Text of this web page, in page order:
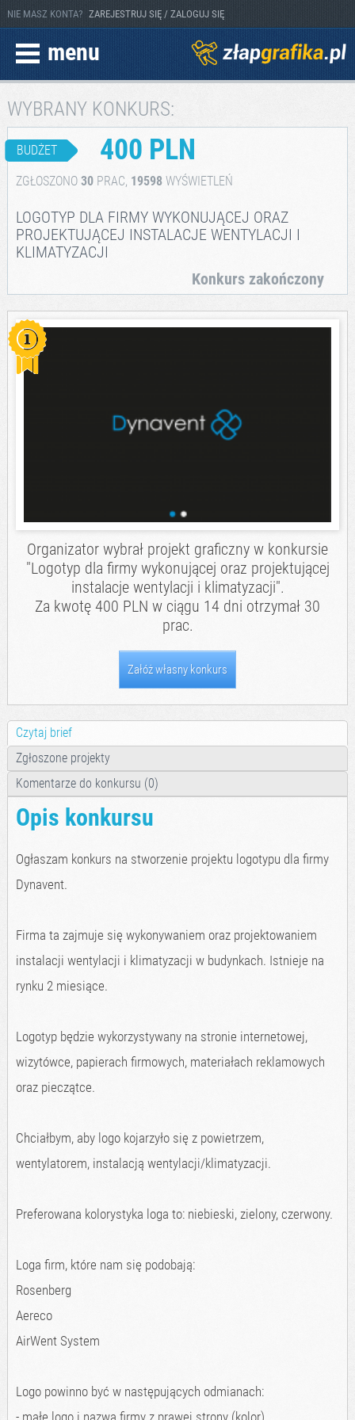
NIE MASZ KONTA? ZAREJESTRUJ SIĘ / ZALOGUJ SIĘ
menu
WYBRANY KONKURS:
BUDŻET 400 PLN
ZGŁOSZONO 30PRAC, 19598WYŚWIETLEŃ
LOGOTYP DLA FIRMY WYKONUJĄCEJ ORAZ
PROJEKTUJĄCEJ INSTALACJE WENTYLACJI I
KLIMATYZACJI
Konkurs zakończony
Organizator wybrał projekt graficzny w konkursie
"Logotyp dla firmy wykonującej oraz projektującej
instalacje wentylacji i klimatyzacji".
Za kwotę 400 PLN w ciągu 14 dni otrzymał 30
prac.
Załóż własny konkurs
Czytaj brief
Zgłoszone projekty
Komentarze do konkursu (0)
Opis konkursu
Ogłaszam konkurs na stworzenie projektu logotypu dla firmy
Dynavent.
Firma ta zajmuje się wykonywaniem oraz projektowaniem
instalacji wentylacji i klimatyzacji w budynkach. Istnieje na
rynku 2 miesiące.
Logotyp będzie wykorzystywany na stronie internetowej,
wizytówce, papierach firmowych, materiałach reklamowych
oraz pieczątce.
Chciałbym, aby logo kojarzyło się z powietrzem,
wentylatorem, instalacją wentylacji/klimatyzacji.
Preferowana kolorystyka loga to: niebieski, zielony, czerwony.
Loga firm, które nam się podobają:
Rosenberg
Aereco
AirWent System
Logo powinno być w następujących odmianach: